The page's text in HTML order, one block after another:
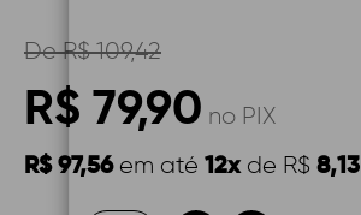
DeR$ 109,42
R$ 79,90 no PIX
R$ 97,56em até 12xde R$ 8,13